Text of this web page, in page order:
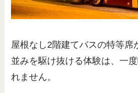
屋根なし2階建てバスの特等席
並みを駆け抜ける体験は、一
れません。